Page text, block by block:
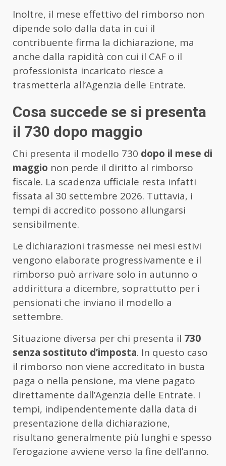
Inoltre, il mese effettivo del rimborso non
dipende solo dalla data in cui il
contribuente firma la dichiarazione, ma
anche dalla rapidità con cui il CAF o il
professionista incaricato riesce a
trasmetterla all’Agenzia delle Entrate.
Cosa succede se si presenta
il 730 dopo maggio
Chi presenta il modello 730 dopo il mese di
maggio non perde il diritto al rimborso
fiscale. La scadenza ufficiale resta infatti
fissata al 30 settembre 2026. Tuttavia, i
tempi di accredito possono allungarsi
sensibilmente.
Le dichiarazioni trasmesse nei mesi estivi
vengono elaborate progressivamente e il
rimborso può arrivare solo in autunno o
addirittura a dicembre, soprattutto per i
pensionati che inviano il modello a
settembre.
Situazione diversa per chi presenta il 730
senza sostituto d’imposta. In questo caso
il rimborso non viene accreditato in busta
paga o nella pensione, ma viene pagato
direttamente dall’Agenzia delle Entrate. I
tempi, indipendentemente dalla data di
presentazione della dichiarazione,
risultano generalmente più lunghi e spesso
l’erogazione avviene verso la fine dell’anno.